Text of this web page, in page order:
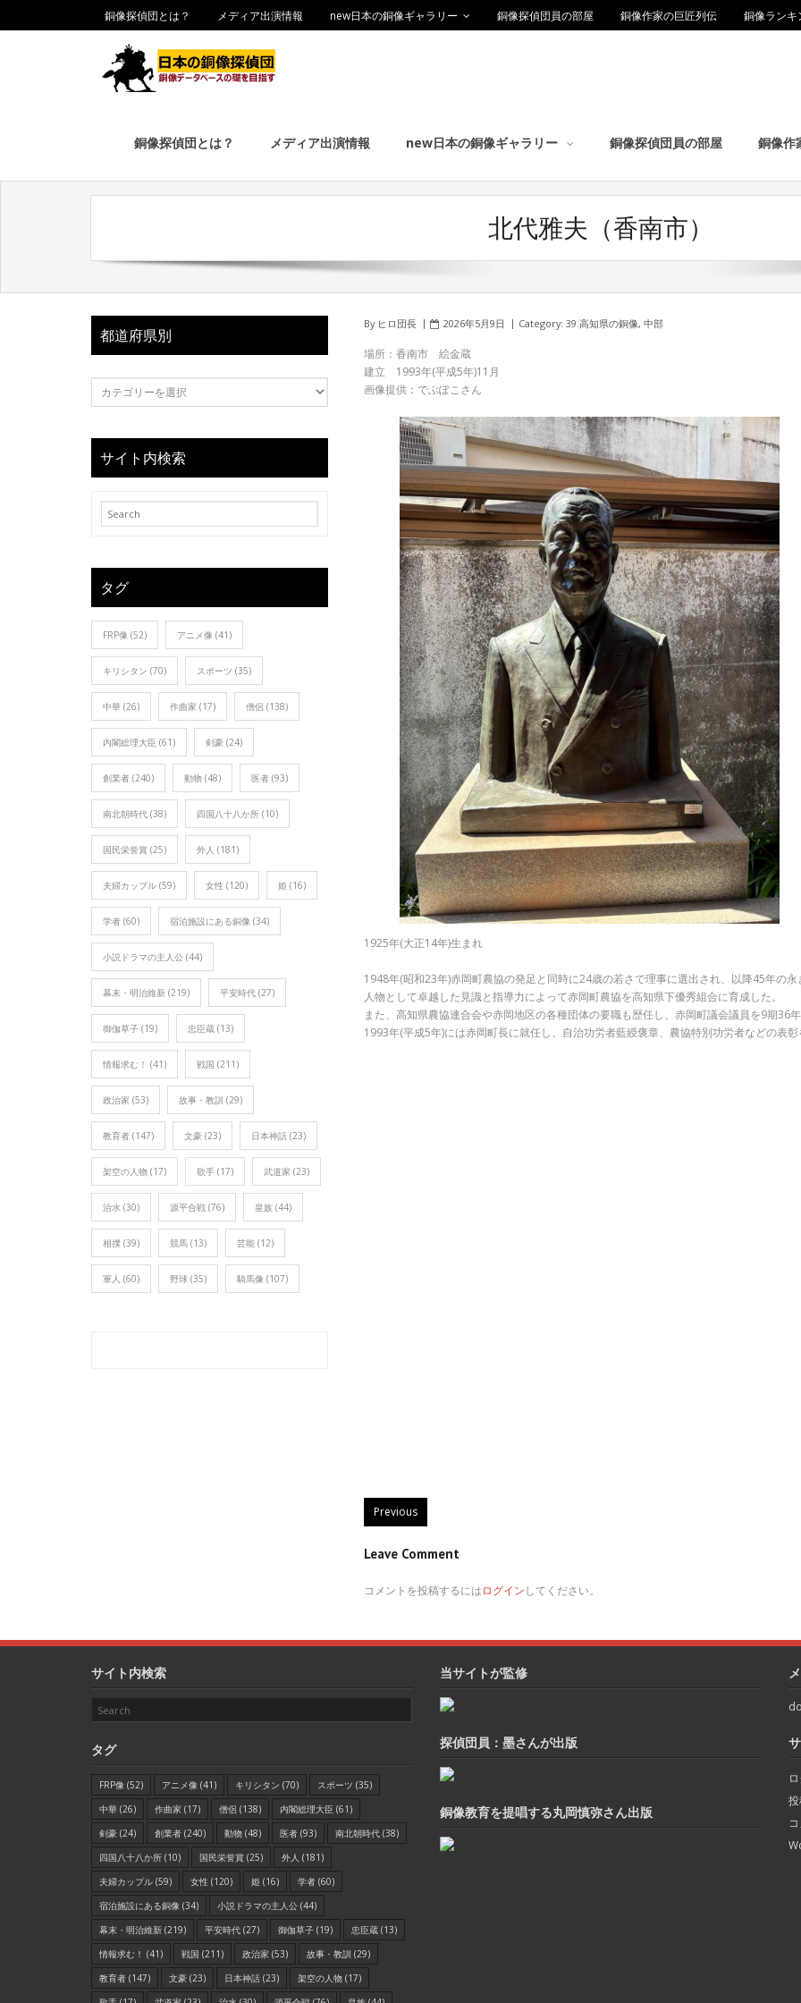
銅像探偵団とは？ メディア出演情報 new日本の銅像ギャラリー 銅像探偵団員の部屋 銅像作家の巨匠列伝 銅像ランキ
銅像探偵団とは？ メディア出演情報 new日本の銅像ギャラリー 銅像探偵団員の部屋 銅像作
北代雅夫（香南市）
By ヒロ団長 2026年5月9日 Category: 39.高知県の銅像, 中部
場所：香南市 絵金蔵
建立 1993年(平成5年)11月
画像提供：でぶぽこさん
1925年(大正14年)生まれ
1948年(昭和23年)赤岡町農協の発足と同時に24歳の若さで理事に選出され、以降45年の
人物として卓越した見識と指導力によって赤岡町農協を高知県下優秀組合に育成した。
また、高知県農協連合会や赤岡地区の各種団体の要職も歴任し、赤岡町議会議員を9期36
1993年(平成5年)には赤岡町長に就任し、自治功労者藍綬褒章、農協特別功労者などの表
Previous
Leave Comment
コメントを投稿するにはログインしてください。
都道府県別
サイト内検索
タグ
FRP像 (52) アニメ像 (41)
キリシタン (70) スポーツ (35)
中華 (26) 作曲家 (17) 僧侶 (138)
内閣総理大臣 (61) 剣豪 (24)
創業者 (240) 動物 (48) 医者 (93)
南北朝時代 (38) 四国八十八か所 (10)
国民栄誉賞 (25) 外人 (181)
夫婦カップル (59) 女性 (120) 姫 (16)
学者 (60) 宿泊施設にある銅像 (34)
小説ドラマの主人公 (44)
幕末・明治維新 (219) 平安時代 (27)
御伽草子 (19) 忠臣蔵 (13)
情報求む！ (41) 戦国 (211)
政治家 (53) 故事・教訓 (29)
教育者 (147) 文豪 (23) 日本神話 (23)
架空の人物 (17) 歌手 (17) 武道家 (23)
治水 (30) 源平合戦 (76) 皇族 (44)
相撲 (39) 競馬 (13) 芸能 (12)
軍人 (60) 野球 (35) 騎馬像 (107)
サイト内検索
タグ
FRP像 (52) アニメ像 (41) キリシタン (70) スポーツ (35)
中華 (26) 作曲家 (17) 僧侶 (138) 内閣総理大臣 (61)
剣豪 (24) 創業者 (240) 動物 (48) 医者 (93) 南北朝時代 (38)
四国八十八か所 (10) 国民栄誉賞 (25) 外人 (181)
夫婦カップル (59) 女性 (120) 姫 (16) 学者 (60)
宿泊施設にある銅像 (34) 小説ドラマの主人公 (44)
幕末・明治維新 (219) 平安時代 (27) 御伽草子 (19) 忠臣蔵 (13)
情報求む！ (41) 戦国 (211) 政治家 (53) 故事・教訓 (29)
教育者 (147) 文豪 (23) 日本神話 (23) 架空の人物 (17)
当サイトが監修
探偵団員：墨さんが出版
銅像教育を提唱する丸岡慎弥さん出版